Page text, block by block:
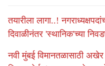
तयारीला लागा..!
दिवाळीनंतर 'स्थानिक'च्या
नवी मुंबई विमानतळासाठी अखेर